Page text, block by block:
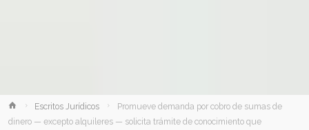
InicioEscritos Jurídicos
Promueve demanda por cobro de sumas de
dinero — excepto alquileres — solicita trámite de conocimiento que